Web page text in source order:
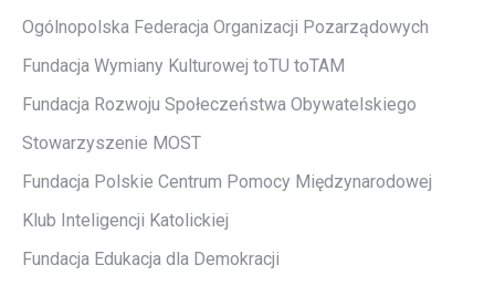
Ogólnopolska Federacja Organizacji Pozarządowych
Fundacja Wymiany Kulturowej toTU toTAM
Fundacja Rozwoju Społeczeństwa Obywatelskiego
Stowarzyszenie MOST
Fundacja Polskie Centrum Pomocy Międzynarodowej
Klub Inteligencji Katolickiej
Fundacja Edukacja dla Demokracji